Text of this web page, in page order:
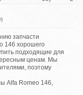
запчасти
146 хорошего
подходящие для
ценам. Мы
поэтому
Alfa Romeo 146,